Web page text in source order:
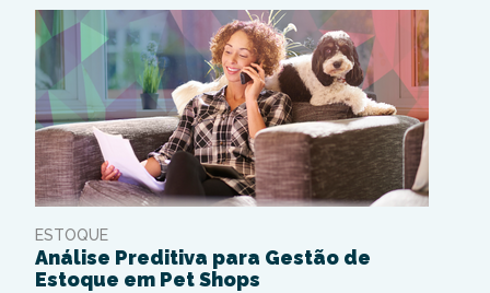
ESTOQUE
Análise Preditiva para Gestão de
Estoque em Pet Shops